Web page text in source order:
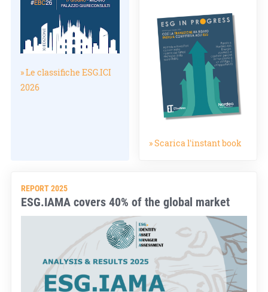
» Le classifiche ESG.ICI
2026
» Scarica l'instant book
REPORT 2025
ESG.IAMA covers 40% of the global market